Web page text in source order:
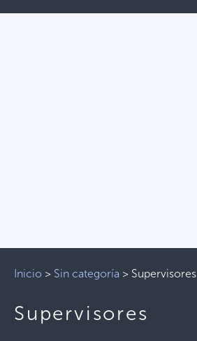
Inicio > Sin categoría > Supervisores
Supervisores